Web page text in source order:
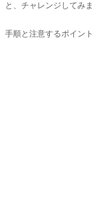
と、チャレンジしてみ
手順と注意するポイン